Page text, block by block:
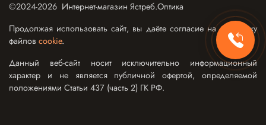
©2024-2026 Интернет-магазин Ястреб.Оптика
Продолжая использовать сайт, вы даёте согласие на обработку
файлов cookie.
Данный веб-сайт носит исключительно информационный
характер и не является публичной офертой, определяемой
положениями Статьи 437 (часть 2) ГК РФ.